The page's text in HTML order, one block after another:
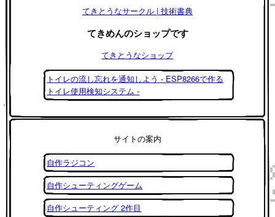
てきとうなサークル | 技術書典
てきめんのショップです
てきとうなショップ
トイレの流し忘れを通知しよう - ESP8266で作る
トイレ使用検知システム -
サイトの案内
自作ラジコン
自作シューティングゲーム
自作シューティング 2作目